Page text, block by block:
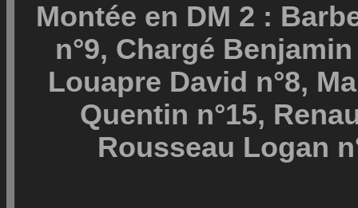
Montée en DM 2 :
n°9, Chargé
Louapre David n°8,
Quentin n°15,
Rousseau Logan